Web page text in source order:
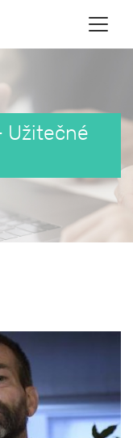
Užitečné